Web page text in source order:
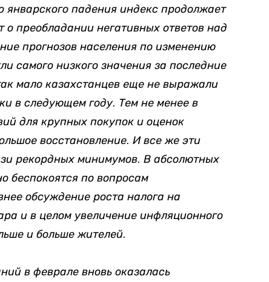
январского падения индекс продолжает
о преобладании негативных ответов над
прогнозов населения по изменению
самого низкого значения за последние
мало казахстанцев еще не выражали
в следующем году. Тем не менее в
для крупных покупок и оценок
восстановление. И все же эти
рекордных минимумов. В абсолютных
беспокоятся по вопросам
обсуждение роста налога на
и в целом увеличение инфляционного
и больше жителей.
в феврале вновь оказалась